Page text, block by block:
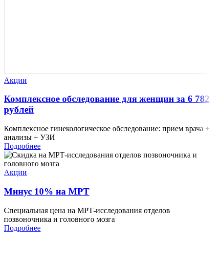
Акции
Комплексное обследование для женщин за 6 782
рублей
Комплексное гинекологическое обследование: прием врача +
анализы + УЗИ
Подробнее
Акции
Минус 10% на МРТ
Специальная цена на МРТ-исследования отделов
позвоночника и головного мозга
Подробнее